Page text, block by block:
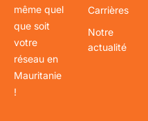
même quel
que soit
votre
réseau en
Mauritanie
!
Carrières
Notre
actualité